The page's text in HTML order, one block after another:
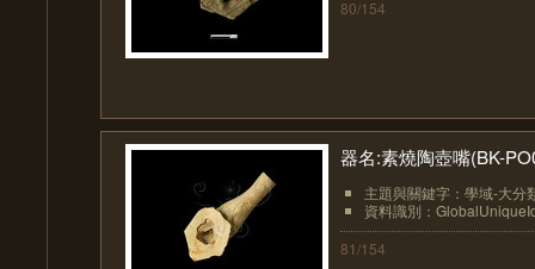
80/154
器名:素燒陶壺嘴(BK-
主題與關鍵字：學域-大分
資料識別：
81/154